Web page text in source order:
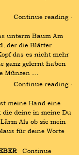
Continue reading ›
unterm Baum Am
der die Blätter
das es nicht mehr
ganz gelernt haben
Münzen …
Continue reading ›
meine Hand eine
deine in meine Du
Als ob sie mein
für deine Worte
Continue